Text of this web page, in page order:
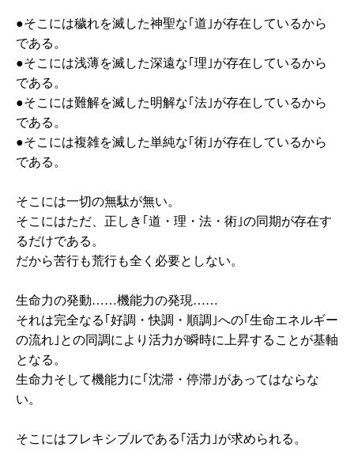
●そこには穢れを滅した神聖な｢道｣が存在しているから
である。
●そこには浅薄を滅した深遠な｢理｣が存在しているから
である。
●そこには難解を滅した明解な｢法｣が存在しているから
である。
●そこには複雑を滅した単純な｢術｣が存在しているから
である。
そこには一切の無駄が無い。
そこにはただ、正しき｢道・理・法・術｣の同期が存在す
るだけである。
だから苦行も荒行も全く必要としない。
生命力の発動……機能力の発現……
それは完全なる｢好調・快調・順調｣への｢生命エネルギー
の流れ｣との同調により活力が瞬時に上昇することが基軸
となる。
生命力そして機能力に｢沈滞・停滞｣があってはならな
い。
そこにはフレキシブルである｢活力｣が求められる。